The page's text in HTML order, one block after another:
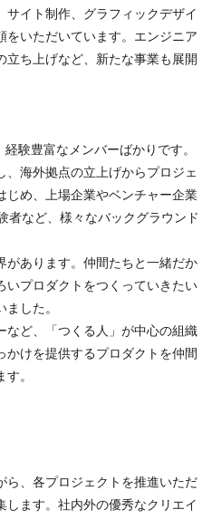
サイト制作、グラフィックデザイ
をいただいています。エンジニア
立ち上げなど、新たな事業も展開
験豊富なメンバーばかりです。
、海外拠点の立上げからプロジェ
じめ、上場企業やベンチャー企業
者など、様々なバックグラウンド
があります。仲間たちと一緒だか
いプロダクトをつくっていきたい
した。
など、「つくる人」が中心の組織
けを提供するプロダクトを仲間
。
ら、各プロジェクトを推進いただ
ます。社内外の優秀なクリエイ